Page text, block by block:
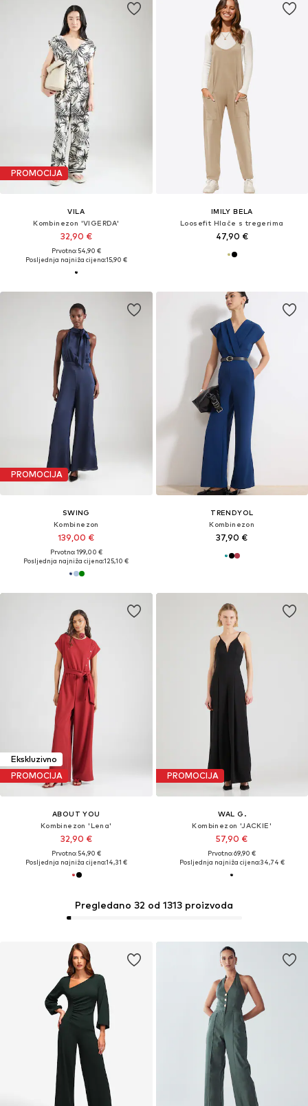
PROMOCIJA
VILA
Kombinezon 'VIGERDA'
32,90 €
Prvotno: 54,90 €
Posljednja najniža cijena:15,90 €
IMILY BELA
Loosefit Hlače s tregerima
47,90 €
PROMOCIJA
SWING
Kombinezon
139,00 €
Prvotno: 199,00 €
Posljednja najniža cijena:125,10 €
TRENDYOL
Kombinezon
37,90 €
Ekskluzivno
PROMOCIJA
ABOUT YOU
Kombinezon 'Lena'
32,90 €
Prvotno: 54,90 €
Posljednja najniža cijena:14,31 €
PROMOCIJA
WAL G.
Kombinezon 'JACKIE'
57,90 €
Prvotno: 69,90 €
Posljednja najniža cijena:34,74 €
Pregledano 32 od 1313 proizvoda